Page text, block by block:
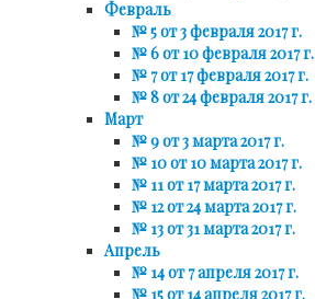
Февраль
№ 5 от 3 февраля 2017 г.
№ 6 от 10 февраля 2017 г.
№ 7 от 17 февраля 2017 г.
№ 8 от 24 февраля 2017 г.
Март
№ 9 от 3 марта 2017 г.
№ 10 от 10 марта 2017 г.
№ 11 от 17 марта 2017 г.
№ 12 от 24 марта 2017 г.
№ 13 от 31 марта 2017 г.
Апрель
№ 14 от 7 апреля 2017 г.
№ 15 от 14 апреля 2017 г.